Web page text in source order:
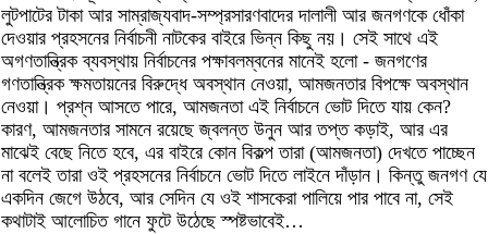
লুটপাটের টাকা আর সাম্রাজ্যবাদ-সম্প্রসারণবাদের দালালী আর জনগণকে ধোঁকা
দেওয়ার প্রহসনের নির্বাচনী নাটকের বাইরে ভিন্ন কিছু নয়। সেই সাথে এই
অগণতান্ত্রিক ব্যবস্থায় নির্বাচনের পক্ষাবলম্বনের মানেই হলো - জনগণের
গণতান্ত্রিক ক্ষমতায়নের বিরুদ্ধে অবস্থান নেওয়া, আমজনতার বিপক্ষে অবস্থান
নেওয়া। প্রশ্ন আসতে পারে, আমজনতা এই নির্বাচনে ভোট দিতে যায় কেন?
কারণ, আমজনতার সামনে রয়েছে জ্বলন্ত উনুন আর তপ্ত কড়াই, আর এর
মাঝেই বেছে নিতে হবে, এর বাইরে কোন বিকল্প তারা (আমজনতা) দেখতে পাচ্ছেন
না বলেই তারা ওই প্রহসনের নির্বাচনে ভোট দিতে লাইনে দাঁড়ান। কিন্তু জনগণ যে
একদিন জেগে উঠবে, আর সেদিন যে ওই শাসকেরা পালিয়ে পার পাবে না, সেই
কথাটাই আলোচিত গানে ফুটে উঠেছে স্পষ্টভাবেই…